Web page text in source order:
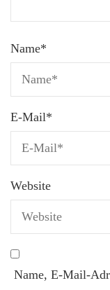
Name*
E-Mail*
Website
Name, E-Mail-